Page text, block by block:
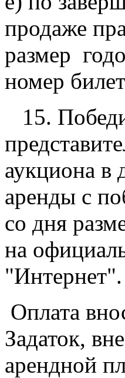
продаже
размер
номер
15.
аукциона в
аренды с
со дня
на
"Интернет".
Оплата
Задаток,
арендной